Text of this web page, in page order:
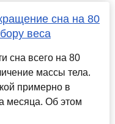
сна на 80
веса
сна всего на 80
массы тела.
примерно в
месяца. Об этом